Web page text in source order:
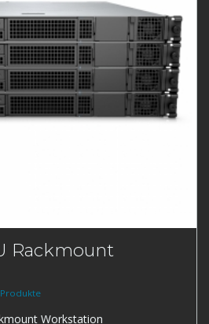
Rackmount
Produkte
Workstation